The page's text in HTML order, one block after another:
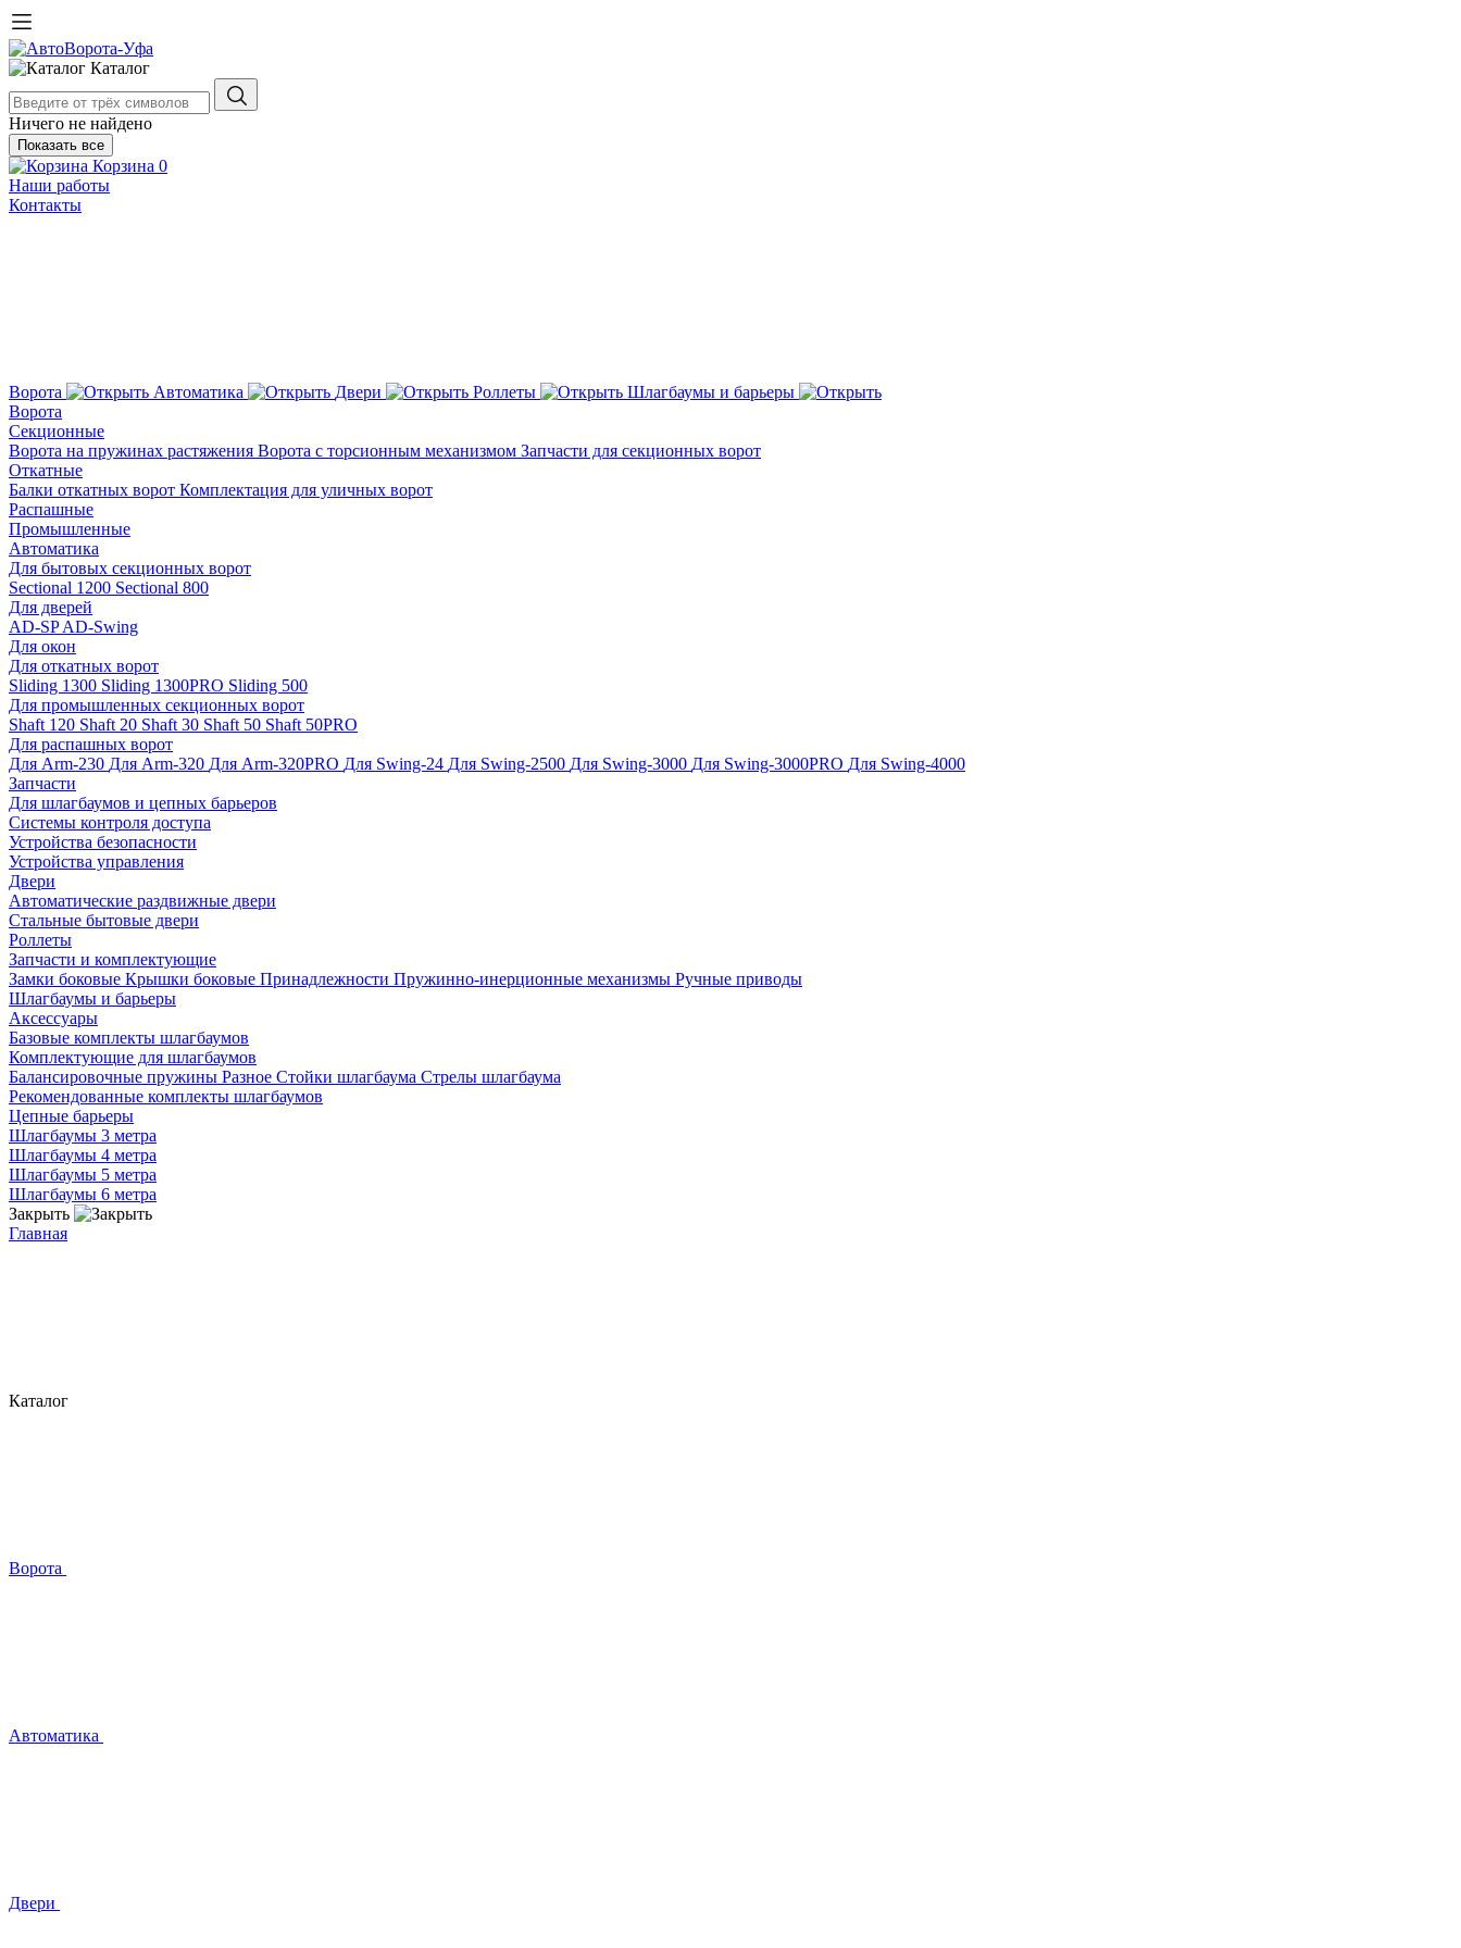
Каталог
Ничего не найдено
Показать все
Корзина 0
Наши работы
Контакты
Ворота Автоматика Двери Роллеты
Шлагбаумы и барьеры
Ворота
Секционные
Ворота на пружинах растяжения Ворота с торсионным механизмом Запчасти для секционных ворот
Откатные
Балки откатных ворот Комплектация для уличных ворот
Распашные
Промышленные
Автоматика
Для бытовых секционных ворот
Sectional 1200 Sectional 800
Для дверей
AD-SPAD-Swing
Для окон
Для откатных ворот
Sliding 1300 Sliding 1300PRO Sliding 500
Для промышленных секционных ворот
Shaft 120 Shaft 20 Shaft 30 Shaft 50 Shaft 50PRO
Для распашных ворот
Для Arm-230 Для Arm-320 Для Arm-320PRO Для Swing-24 Для Swing-2500 Для Swing-3000 Для Swing-3000PRO Для Swing-4000
Запчасти
Для шлагбаумов и цепных барьеров
Системы контроля доступа
Устройства безопасности
Устройства управления
Двери
Автоматические раздвижные двери
Стальные бытовые двери
Роллеты
Запчасти и комплектующие
Замки боковые Крышки боковые Принадлежности Пружинно-инерционные механизмы Ручные приводы
Шлагбаумы и барьеры
Аксессуары
Базовые комплекты шлагбаумов
Комплектующие для шлагбаумов
Балансировочные пружины Разное Стойки шлагбаума Стрелы шлагбаума
Рекомендованные комплекты шлагбаумов
Цепные барьеры
Шлагбаумы 3 метра
Шлагбаумы 4 метра
Шлагбаумы 5 метра
Шлагбаумы 6 метра
Закрыть
Главная
Каталог
Ворота
Автоматика
Двери